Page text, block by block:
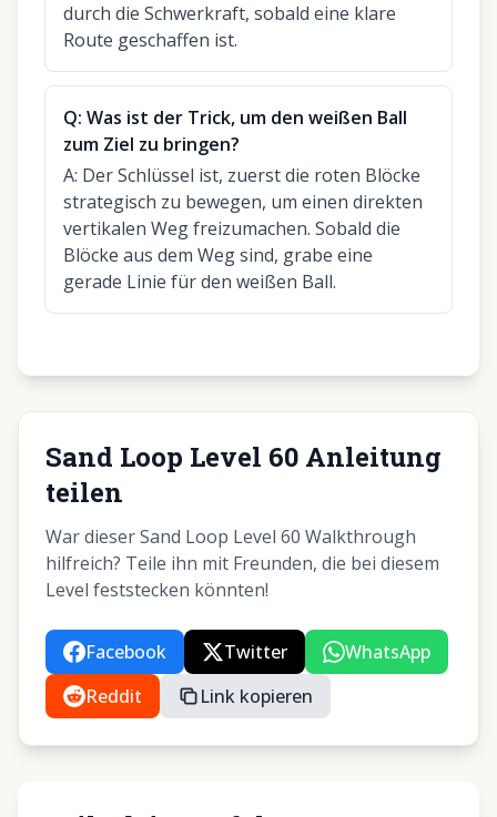
durch die Schwerkraft, sobald eine klare
Route geschaffen ist.
Q: Was ist der Trick, um den weißen Ball
zum Ziel zu bringen?
A: Der Schlüssel ist, zuerst die roten Blöcke
strategisch zu bewegen, um einen direkten
vertikalen Weg freizumachen. Sobald die
Blöcke aus dem Weg sind, grabe eine
gerade Linie für den weißen Ball.
Sand Loop Level 60 Anleitung
teilen
War dieser Sand Loop Level 60 Walkthrough
hilfreich? Teile ihn mit Freunden, die bei diesem
Level feststecken könnten!
Facebook Twitter
WhatsApp
Reddit
Link kopieren